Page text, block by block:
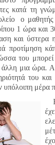
κατά τη
ο μαθητής
1 ώρα και
και ύστερα
προτίμηση
του μπορεί
άλλη μια ώρα.
του και
υπόλοιπη μέρα